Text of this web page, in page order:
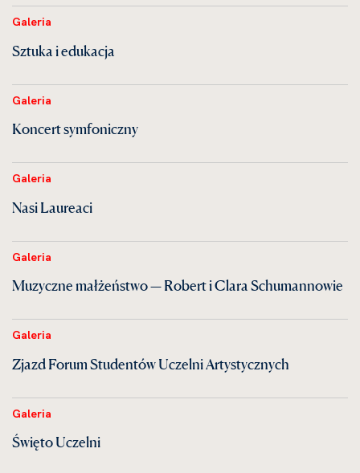
Galeria
Sztuka i edukacja
Galeria
Koncert symfoniczny
Galeria
Nasi Laureaci
Galeria
Muzyczne małżeństwo — Robert i Clara Schumannowie
Galeria
Zjazd Forum Studentów Uczelni Artystycznych
Galeria
Święto Uczelni